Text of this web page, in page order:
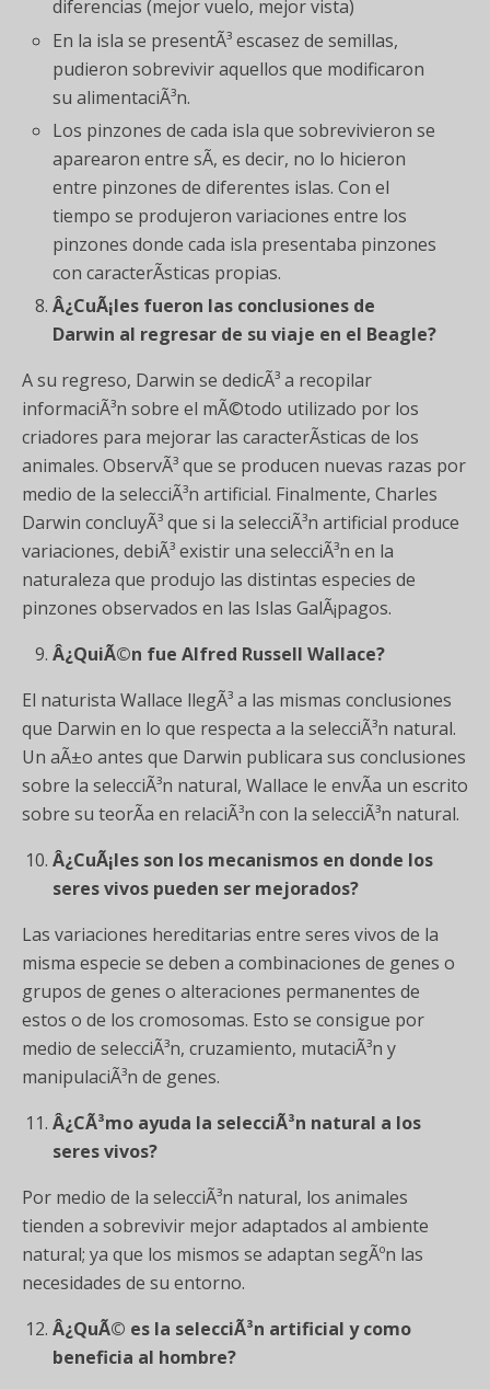
diferencias (mejor vuelo, mejor vista)
En la isla se presentÃ³ escasez de semillas,
pudieron sobrevivir aquellos que modificaron
su alimentaciÃ³n.
Los pinzones de cada isla que sobrevivieron se
aparearon entre sÃ­, es decir, no lo hicieron
entre pinzones de diferentes islas. Con el
tiempo se produjeron variaciones entre los
pinzones donde cada isla presentaba pinzones
con caracterÃ­sticas propias.
Â¿CuÃ¡les fueron las conclusiones de
Darwin al regresar de su viaje en el Beagle?
A su regreso, Darwin se dedicÃ³ a recopilar
informaciÃ³n sobre el mÃ©todo utilizado por los
criadores para mejorar las caracterÃ­sticas de los
animales. ObservÃ³ que se producen nuevas razas por
medio de la selecciÃ³n artificial. Finalmente, Charles
Darwin concluyÃ³ que si la selecciÃ³n artificial produce
variaciones, debiÃ³ existir una selecciÃ³n en la
naturaleza que produjo las distintas especies de
pinzones observados en las Islas GalÃ¡pagos.
Â¿QuiÃ©n fue Alfred Russell Wallace?
El naturista Wallace llegÃ³ a las mismas conclusiones
que Darwin en lo que respecta a la selecciÃ³n natural.
Un aÃ±o antes que Darwin publicara sus conclusiones
sobre la selecciÃ³n natural, Wallace le envÃ­a un escrito
sobre su teorÃ­a en relaciÃ³n con la selecciÃ³n natural.
Â¿CuÃ¡les son los mecanismos en donde los
seres vivos pueden ser mejorados?
Las variaciones hereditarias entre seres vivos de la
misma especie se deben a combinaciones de genes o
grupos de genes o alteraciones permanentes de
estos o de los cromosomas. Esto se consigue por
medio de selecciÃ³n, cruzamiento, mutaciÃ³n y
manipulaciÃ³n de genes.
Â¿CÃ³mo ayuda la selecciÃ³n natural a los
seres vivos?
Por medio de la selecciÃ³n natural, los animales
tienden a sobrevivir mejor adaptados al ambiente
natural; ya que los mismos se adaptan segÃºn las
necesidades de su entorno.
Â¿QuÃ© es la selecciÃ³n artificial y como
beneficia al hombre?